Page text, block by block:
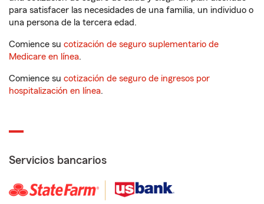
para satisfacer las necesidades de una familia, un individuo o
una persona de la tercera edad.
Comience su cotización de seguro suplementario de
Medicare en línea.
Comience su cotización de seguro de ingresos por
hospitalización en línea.
Servicios bancarios